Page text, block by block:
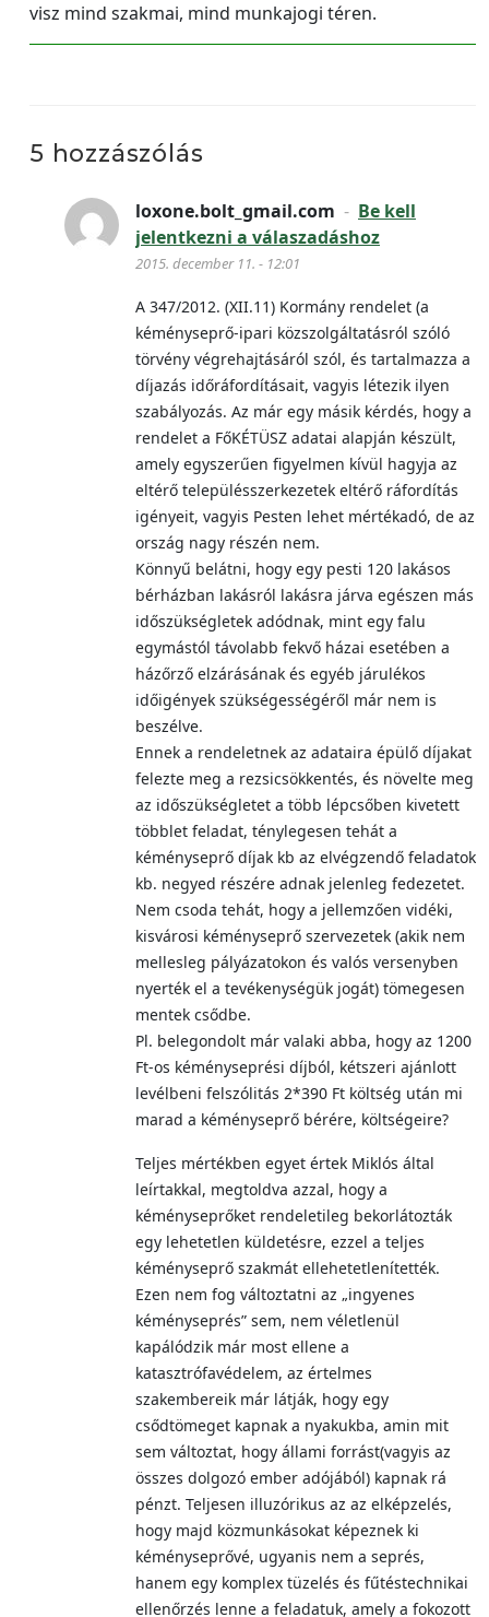
visz mind szakmai, mind munkajogi téren.
5 hozzászólás
loxone.bolt_gmail.com - Be kell
jelentkezni a válaszadáshoz
2015. december 11. - 12:01
A 347/2012. (XII.11) Kormány rendelet (a
kéményseprő-ipari közszolgáltatásról szóló
törvény végrehajtásáról szól, és tartalmazza a
díjazás időráfordításait, vagyis létezik ilyen
szabályozás. Az már egy másik kérdés, hogy a
rendelet a FőKÉTÜSZ adatai alapján készült,
amely egyszerűen figyelmen kívül hagyja az
eltérő településszerkezetek eltérő ráfordítás
igényeit, vagyis Pesten lehet mértékadó, de az
ország nagy részén nem.
Könnyű belátni, hogy egy pesti 120 lakásos
bérházban lakásról lakásra járva egészen más
időszükségletek adódnak, mint egy falu
egymástól távolabb fekvő házai esetében a
házőrző elzárásának és egyéb járulékos
időigények szükségességéről már nem is
beszélve.
Ennek a rendeletnek az adataira épülő díjakat
felezte meg a rezsicsökkentés, és növelte meg
az időszükségletet a több lépcsőben kivetett
többlet feladat, ténylegesen tehát a
kéményseprő díjak kb az elvégzendő feladatok
kb. negyed részére adnak jelenleg fedezetet.
Nem csoda tehát, hogy a jellemzően vidéki,
kisvárosi kéményseprő szervezetek (akik nem
mellesleg pályázatokon és valós versenyben
nyerték el a tevékenységük jogát) tömegesen
mentek csődbe.
Pl. belegondolt már valaki abba, hogy az 1200
Ft-os kéményseprési díjból, kétszeri ajánlott
levélbeni felszólitás 2*390 Ft költség után mi
marad a kéményseprő bérére, költségeire?
Teljes mértékben egyet értek Miklós által
leírtakkal, megtoldva azzal, hogy a
kéményseprőket rendeletileg bekorlátozták
egy lehetetlen küldetésre, ezzel a teljes
kéményseprő szakmát ellehetetlenítették.
Ezen nem fog változtatni az „ingyenes
kéményseprés” sem, nem véletlenül
kapálódzik már most ellene a
katasztrófavédelem, az értelmes
szakembereik már látják, hogy egy
csődtömeget kapnak a nyakukba, amin mit
sem változtat, hogy állami forrást(vagyis az
összes dolgozó ember adójából) kapnak rá
pénzt. Teljesen illuzórikus az az elképzelés,
hogy majd közmunkásokat képeznek ki
kéményseprővé, ugyanis nem a seprés,
hanem egy komplex tüzelés és fűtéstechnikai
ellenőrzés lenne a feladatuk, amely a fokozott